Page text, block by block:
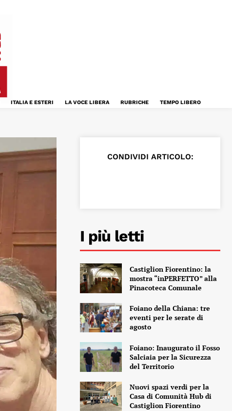
ITALIA E ESTERI LA VOCE LIBERA RUBRICHE TEMPO LIBERO
CONDIVIDI ARTICOLO:
I più letti
Castiglion Fiorentino: la
mostra “inPERFETTO” alla
Pinacoteca Comunale
Foiano della Chiana: tre
eventi per le serate di
agosto
Foiano: Inaugurato il Fosso
Salciaia per la Sicurezza
del Territorio
Nuovi spazi verdi per la
Casa di Comunità Hub di
Castiglion Fiorentino